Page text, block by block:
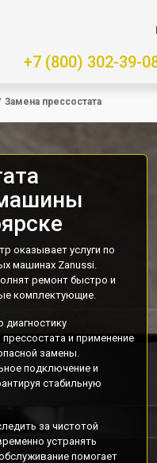
+7 (800) 302-39-
Замена прессостата
оказывает услуги по
машинах Zanussi.
ремонт быстро и
комплектующие.
диагностику
и применение
замены.
подключение и
стабильную
за чистотой
устранять
помогает